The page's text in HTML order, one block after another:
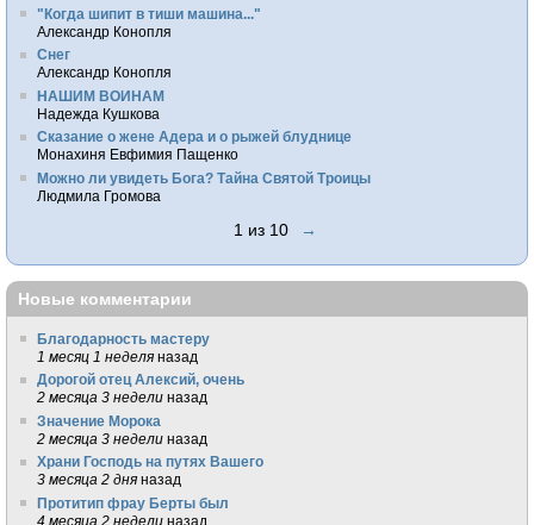
"Когда шипит в тиши машина..."
Александр Конопля
Снег
Александр Конопля
НАШИМ ВОИНАМ
Надежда Кушкова
Сказание о жене Адера и о рыжей блуднице
Монахиня Евфимия Пащенко
Можно ли увидеть Бога? Тайна Святой Троицы
Людмила Громова
1 из 10 →
Новые комментарии
Благодарность мастеру
1 месяц 1 неделя назад
Дорогой отец Алексий, очень
2 месяца 3 недели назад
Значение Морока
2 месяца 3 недели назад
Храни Господь на путях Вашего
3 месяца 2 дня назад
Протитип фрау Берты был
4 месяца 2 недели назад